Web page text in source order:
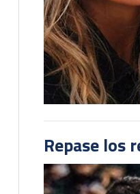
Repase los